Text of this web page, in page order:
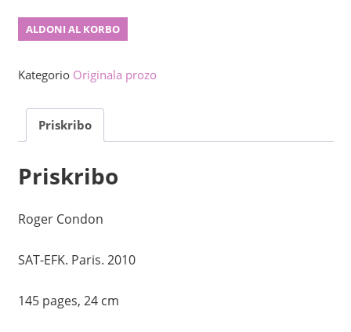
Tuikero
harkio
la
cetero
ALDONI AL KORBO
Kategorio Originala prozo
Priskribo
Priskribo
Roger Condon
SAT-EFK. Paris. 2010
145 pages, 24 cm